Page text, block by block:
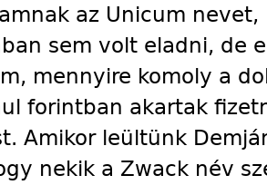
az Unicum
sem volt eladni, de
mennyire komoly a
forintban akartak
Amikor leültünk
nekik a Zwack név